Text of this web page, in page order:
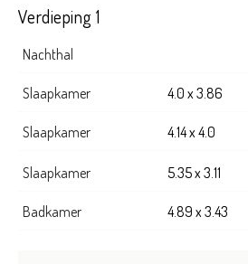
Verdieping 1
Nachthal
Slaapkamer 4.0 x 3.86
Slaapkamer 4.14 x 4.0
Slaapkamer 5.35 x 3.11
Badkamer 4.89 x 3.43